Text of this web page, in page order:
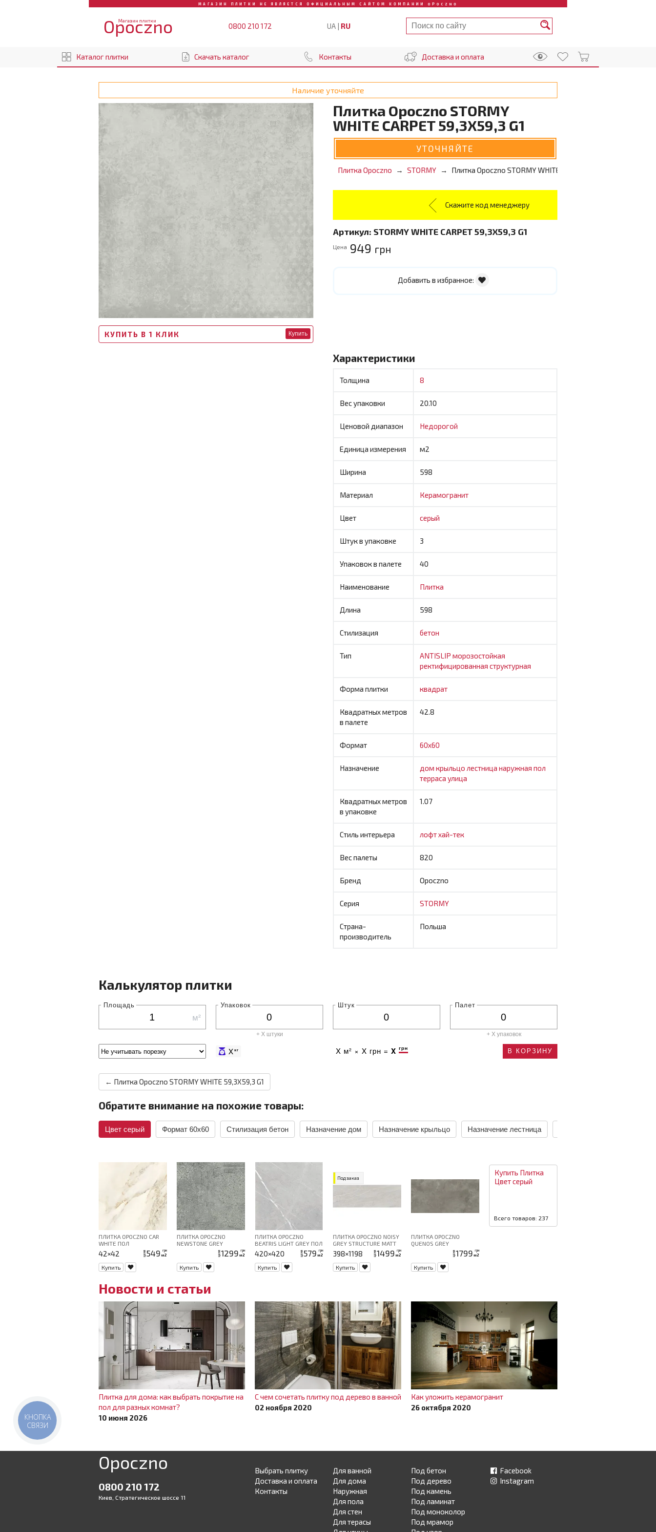
МАГАЗИН ПЛИТКИ НЕ ЯВЛЯЕТСЯ ОФИЦИАЛЬНЫМ САЙТОМ КОМПАНИИ OPOCZNO
Магазин плитки
Opoczno 0800 210 172 UA |RU
Каталог плитки Скачать каталог Контакты Доставка и оплата
Наличие уточняйте
КУПИТЬ В 1 КЛИК Купить
Плитка Opoczno STORMY
WHITE CARPET 59,3X59,3 G1
УТОЧНЯЙТЕ
Плитка Opoczno STORMY Плитка Opoczno STORMY WHITE CARPET 59,3X59,3 G1
Скажите код менеджеру
Артикул: STORMY WHITE CARPET 59,3X59,3 G1
Цена 949 грн
Добавить в избранное:
Характеристики
Толщина 8
Вес упаковки 20.10
Ценовой диапазон Недорогой
Единица измерения м2
Ширина 598
Материал Керамогранит
Цвет серый
Штук в упаковке 3
Упаковок в палете 40
Наименование Плитка
Длина 598
Стилизация бетон
Тип ANTISLIP морозостойкая
ректифицированная структурная
Форма плитки квадрат
Квадратных метров
в палете
42.8
Формат 60x60
Назначение дом крыльцо лестница наружная пол
терраса улица
Квадратных метров
в упаковке
1.07
Стиль интерьера лофтхай-тек
Вес палеты 820
Бренд Opoczno
Серия STORMY
Страна-
производитель
Польша
Калькулятор плитки
Площадь
м²
Упаковок
+ X штуки
Штук Палет
+ X упаковок
Xкг X м² × X грн = X грн В КОРЗИНУ
← Плитка Opoczno STORMY WHITE 59,3X59,3 G1
Обратите внимание на похожие товары:
Цвет серый Формат 60x60 Стилизация бетон Назначение дом Назначение крыльцо Назначение лестница
ПЛИТКА OPOCZNO CAR
WHITE ПОЛ
42×42 цена549 грн
м2
Купить
ПЛИТКА OPOCZNO
NEWSTONE GREY
цена1299 грн
м2
Купить
ПЛИТКА OPOCZNO
BEATRIS LIGHT GREY ПОЛ
420×420 цена579 грн
м2
Купить
Под заказ
ПЛИТКА OPOCZNO NOISY
GREY STRUCTURE MATT
40Х120
398×1198 цена1499 грн
м2
Купить
ПЛИТКА OPOCZNO
QUENOS GREY
цена1799 грн
м2
Купить
Купить Плитка
Цветсерый
Всего товаров: 237
Новости и статьи
Плитка для дома: как выбрать покрытие на
пол для разных комнат?
10 июня 2026
С чем сочетать плитку под дерево в ванной
02 ноября 2020
Как уложить керамогранит
26 октября 2020
Opoczno
0800 210 172
Киев, Стратегическое шоссе 11
Выбрать плитку
Доставка и оплата
Контакты
Для ванной
Для дома
Наружная
Для пола
Для стен
Для терасы
Под бетон
Под дерево
Под камень
Под ламинат
Под моноколор
Под мрамор
Facebook
Instagram
КНОПКА
СВЯЗИ